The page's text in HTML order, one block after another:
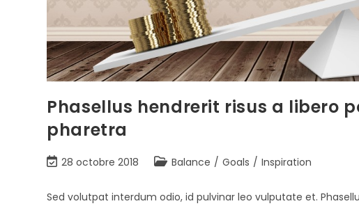
Phasellus hendrerit risus a libero
pharetra
28 octobre 2018 Balance / Goals / Inspiration
Sed volutpat interdum odio, id pulvinar leo vulputate et.